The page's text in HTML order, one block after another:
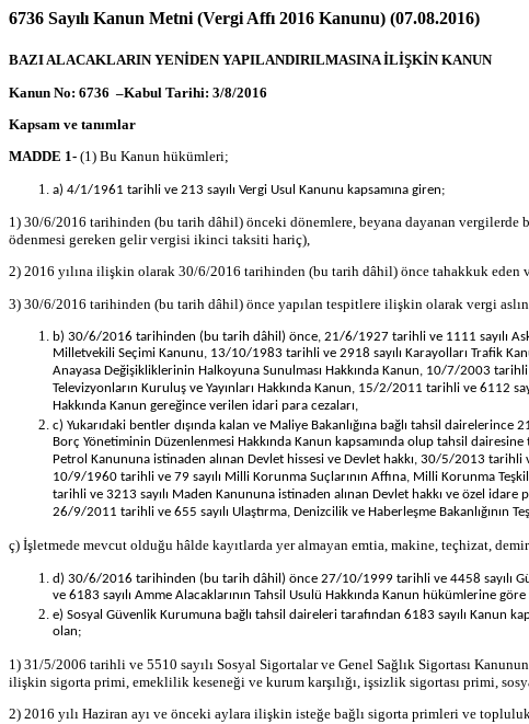
6736 Sayılı Kanun Metni (Vergi Affı 2016 Kanunu) (07.08.2016)
BAZI ALACAKLARIN YENİDEN YAPILANDIRILMASINA İLİŞKİN KANUN
Kanun No: 6736 –Kabul Tarihi: 3/8/2016
Kapsam ve tanımlar
MADDE 1- (1) Bu Kanun hükümleri;
a) 4/1/1961 tarihli ve 213 sayılı Vergi Usul Kanunu kapsamına giren;
1) 30/6/2016 tarihinden (bu tarih dâhil) önceki dönemlere, beyana dayanan vergilerde
ödenmesi gereken gelir vergisi ikinci taksiti hariç),
2) 2016 yılına ilişkin olarak 30/6/2016 tarihinden (bu tarih dâhil) önce tahakkuk
3) 30/6/2016 tarihinden (bu tarih dâhil) önce yapılan tespitlere ilişkin olarak vergi
b) 30/6/2016 tarihinden (bu tarih dâhil) önce, 21/6/1927 tarihli ve 1111 sayılı
Milletvekili Seçimi Kanunu, 13/10/1983 tarihli ve 2918 sayılı Karayolları Trafik
Anayasa Değişikliklerinin Halkoyuna Sunulması Hakkında Kanun, 10/7/2003
Televizyonların Kuruluş ve Yayınları Hakkında Kanun, 15/2/2011 tarihli ve 6112
Hakkında Kanun gereğince verilen idari para cezaları,
c) Yukarıdaki bentler dışında kalan ve Maliye Bakanlığına bağlı tahsil
Borç Yönetiminin Düzenlenmesi Hakkında Kanun kapsamında olup tahsil
Petrol Kanununa istinaden alınan Devlet hissesi ve Devlet hakkı, 30/5/2013
10/9/1960 tarihli ve 79 sayılı Milli Korunma Suçlarının Affına, Milli Korunma
tarihli ve 3213 sayılı Maden Kanununa istinaden alınan Devlet hakkı ve özel
26/9/2011 tarihli ve 655 sayılı Ulaştırma, Denizcilik ve Haberleşme
ç) İşletmede mevcut olduğu hâlde kayıtlarda yer almayan emtia, makine, teçhizat,
d) 30/6/2016 tarihinden (bu tarih dâhil) önce 27/10/1999 tarihli ve 4458 sayılı
ve 6183 sayılı Amme Alacaklarının Tahsil Usulü Hakkında Kanun hükümlerine
e) Sosyal Güvenlik Kurumuna bağlı tahsil daireleri tarafından 6183 sayılı Kanun
olan;
1) 31/5/2006 tarihli ve 5510 sayılı Sosyal Sigortalar ve Genel Sağlık Sigortası
ilişkin sigorta primi, emeklilik keseneği ve kurum karşılığı, işsizlik sigortası primi,
2) 2016 yılı Haziran ayı ve önceki aylara ilişkin isteğe bağlı sigorta primleri ve